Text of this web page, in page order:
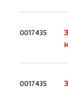
0017435
0017435